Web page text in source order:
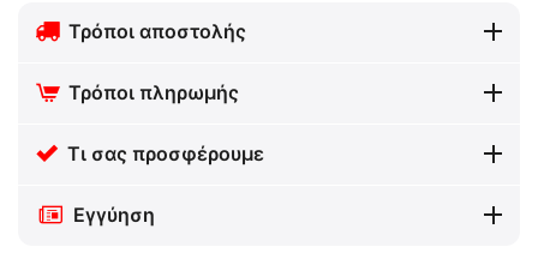
Τρόποι αποστολής
Τρόποι πληρωμής
Τι σας προσφέρουμε
Εγγύηση